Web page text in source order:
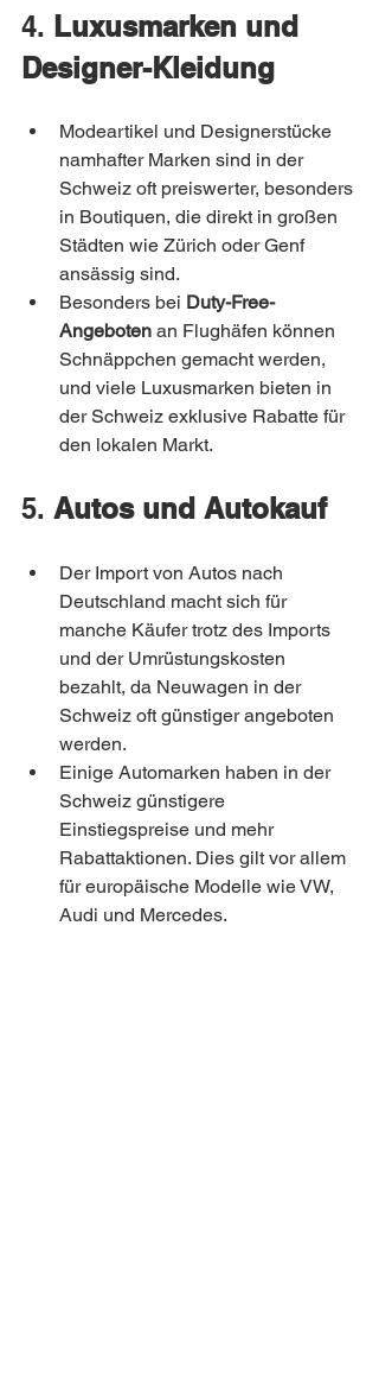
4. Luxusmarken und
Designer-Kleidung
Modeartikel und Designerstücke
namhafter Marken sind in der
Schweiz oft preiswerter, besonders
in Boutiquen, die direkt in großen
Städten wie Zürich oder Genf
ansässig sind.
Besonders bei Duty-Free-
Angeboten an Flughäfen können
Schnäppchen gemacht werden,
und viele Luxusmarken bieten in
der Schweiz exklusive Rabatte für
den lokalen Markt.
5. Autos und Autokauf
Der Import von Autos nach
Deutschland macht sich für
manche Käufer trotz des Imports
und der Umrüstungskosten
bezahlt, da Neuwagen in der
Schweiz oft günstiger angeboten
werden.
Einige Automarken haben in der
Schweiz günstigere
Einstiegspreise und mehr
Rabattaktionen. Dies gilt vor allem
für europäische Modelle wie VW,
Audi und Mercedes.